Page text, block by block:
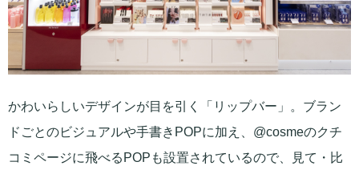
かわいらしいデザインが目を引く「リップバー」。ブラン
ドごとのビジュアルや手書きPOPに加え、@cosmeのクチ
コミページに飛べるPOPも設置されているので、見て・比